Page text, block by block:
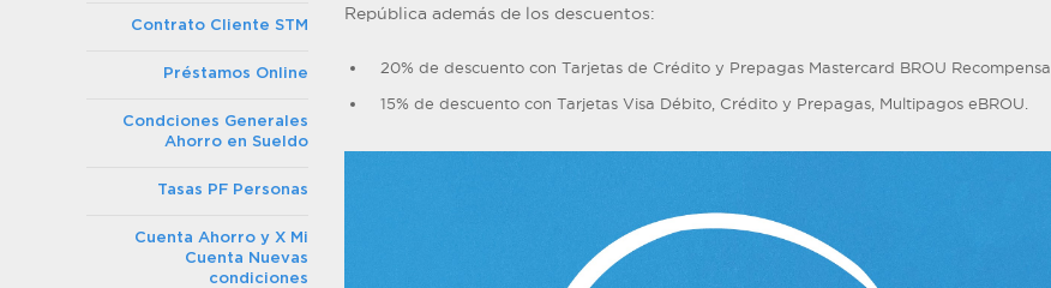
Contrato Cliente STM
Préstamos Online
Condciones Generales
Ahorro en Sueldo
Tasas PF Personas
Cuenta Ahorro y X Mi
Cuenta Nuevas
condiciones
República además de los descuentos:
20% de descuento con Tarjetas de Crédito y Prepagas Mastercard BROU Recompensa.
15% de descuento con Tarjetas Visa Débito, Crédito y Prepagas, Multipagos eBROU.